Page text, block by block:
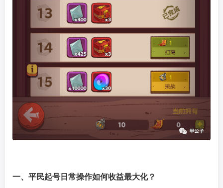
一、平民起号日常操作如何收益最大化？